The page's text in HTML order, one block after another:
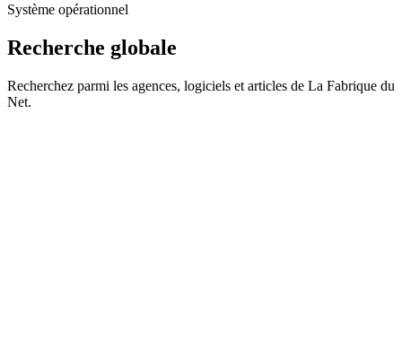
Système opérationnel
Recherche globale
Recherchez parmi les agences, logiciels et articles de La Fabrique du
Net.